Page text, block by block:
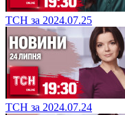
ТСН за 2024.07.25
ТСН за 2024.07.24